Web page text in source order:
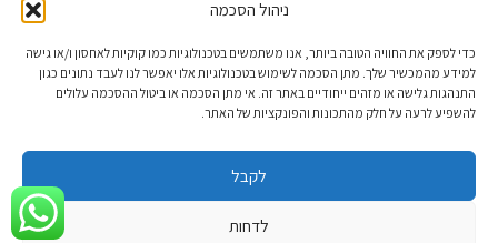
ניהול הסכמה
כדי לספק את החוויה הטובה ביותר, אנו משתמשים בטכנולוגיות כמו קוקיות לאחסון ו/או גישה
למידע מהמכשיר שלך. מתן הסכמה לשימוש בטכנולוגיות אלו יאפשר לנו לעבד נתונים כגון
התנהגות גלישה או מזהים ייחודיים באתר זה. אי מתן הסכמה או ביטול ההסכמה עלולים
להשפיע לרעה על חלק מהתכונות והפונקציות של האתר.
לקבל
לדחות
איטלקיה בתחנה
מתחם התחנה, תל אביב.
טל. 03-933-1922
italiantlv@gmail.com
דרושים באיטלקיה
italiantlv.co.il | 2024
תנאי שימוש באתר|מדיניות הפרטיות